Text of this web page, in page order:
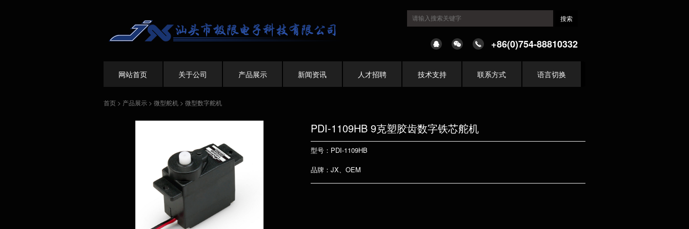
+86(0)754-88810332
网站首页 关于公司 产品展示 新闻资讯 人才招聘 技术支持 联系方式 语言切换
首页 > 产品展示 > 微型舵机 > 微型数字舵机
PDI-1109HB 9克塑胶齿数字铁芯舵机
型号：PDI-1109HB
品牌：JX、OEM